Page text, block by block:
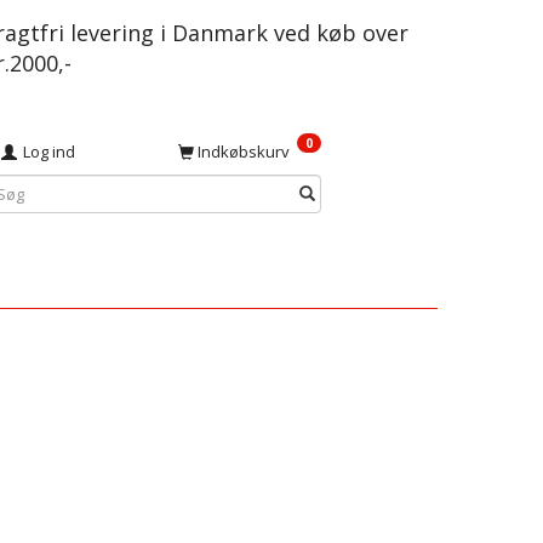
levering i Danmark ved køb over
Log ind Indkøbskurv 0